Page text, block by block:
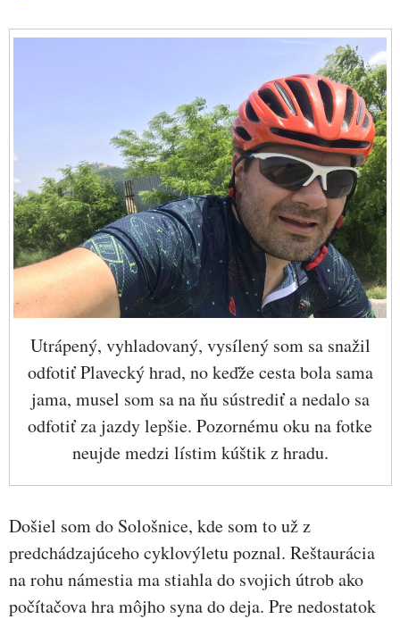
Utrápený, vyhladovaný, vysílený som sa snažil
odfotiť Plavecký hrad, no keďže cesta bola sama
jama, musel som sa na ňu sústrediť a nedalo sa
odfotiť za jazdy lepšie. Pozornému oku na fotke
neujde medzi lístim kúštik z hradu.
Došiel som do Sološnice, kde som to už z
predchádzajúceho cyklovýletu poznal. Reštaurácia
na rohu námestia ma stiahla do svojich útrob ako
počítačova hra môjho syna do deja. Pre nedostatok